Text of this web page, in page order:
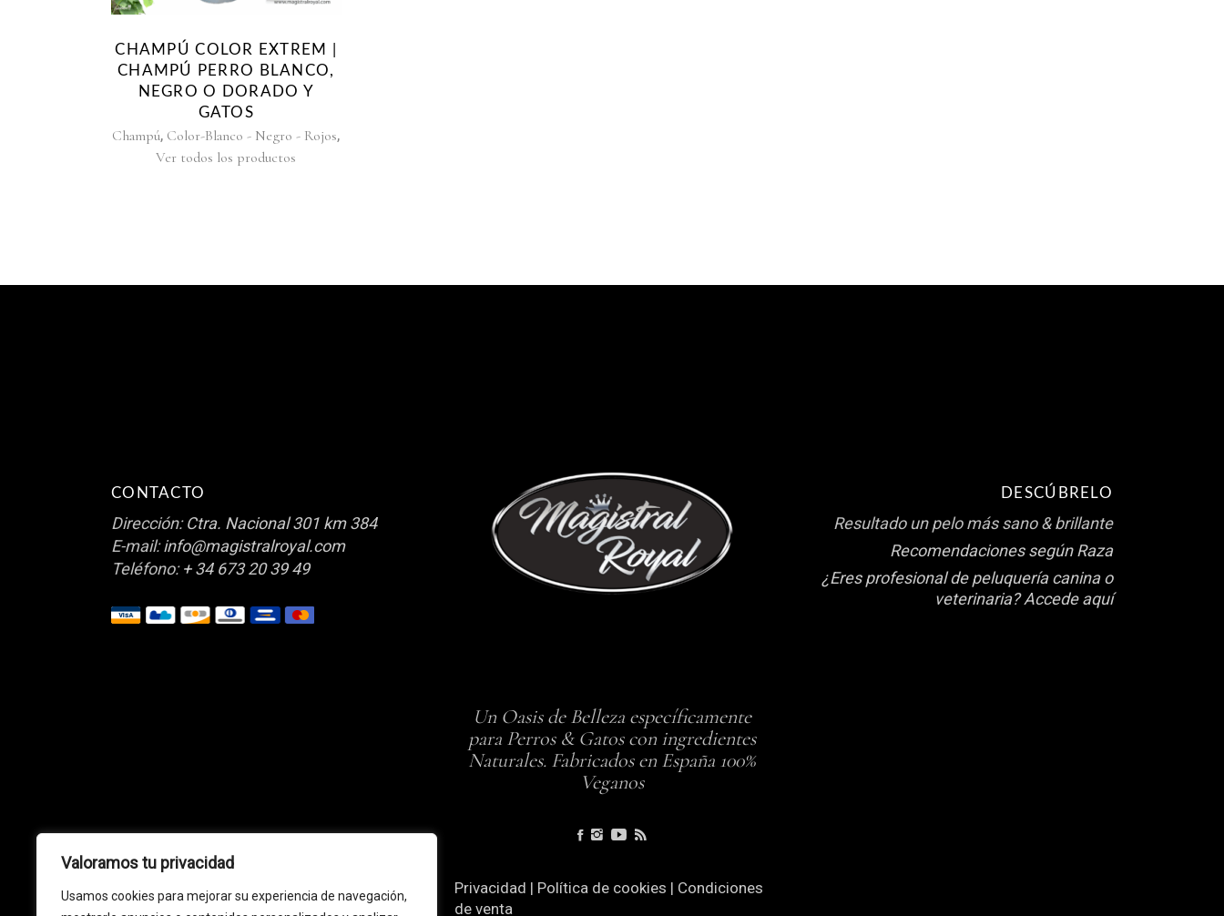
Valoramos tu privacidad
Usamos cookies para mejorar su experiencia de navegación,
CHAMPÚ COLOR EXTREM |
CHAMPÚ PERRO BLANCO,
NEGRO O DORADO Y
GATOS
Champú, Color-Blanco - Negro - Rojos,
Ver todos los productos
CONTACTO
Dirección:Ctra. Nacional 301 km 384
E-mail:info@magistralroyal.com
Teléfono:+ 34 673 20 39 49
Un Oasis de Belleza específicamente
para Perros & Gatos con ingredientes
Naturales. Fabricados en España 100%
Veganos
Privacidad | Política de cookies | Condiciones
de venta
DESCÚBRELO
Resultado un pelo más sano & brillante
Recomendaciones según Raza
¿Eres profesional de peluquería canina o
veterinaria? Accede aquí